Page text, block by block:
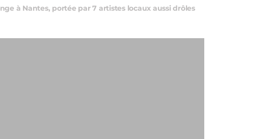
à Nantes, portée par 7 artistes locaux aussi drôles